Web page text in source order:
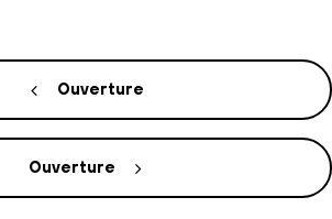
Ouverture
Ouverture